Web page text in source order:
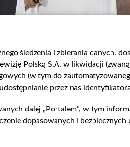
śledzenia i zbierania danych,
Polską S.A. w likwidacji (zwaną
(w tym do
przez nas
dalej „Portalem”, w tym
dopasowanych i bezpiecznych